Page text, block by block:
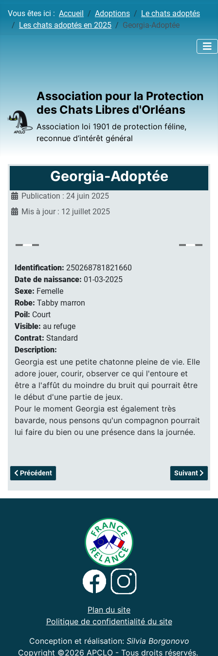
Vous êtes ici : Accueil Adoptions
Le chats adoptés
Les chats adoptés en 2025
Georgia-Adoptée
Association pour la Protection
des Chats Libres d'Orléans
Association loi 1901 de protection féline,
reconnue d’intérêt général
Georgia-Adoptée
Publication : 24 juin 2025
Mis à jour : 12 juillet 2025
Identification: 250268781821660
Date de naissance: 01-03-2025
Sexe: Femelle
Robe: Tabby marron
Poil: Court
Visible: au refuge
Contrat: Standard
Description:
Georgia est une petite chatonne pleine de vie. Elle
adore jouer, courir, observer ce qui l'entoure et
être a l'affût du moindre du bruit qui pourrait être
le début d'une partie de jeux.
Pour le moment Georgia est également très
bavarde, nous pensons qu'un compagnon pourrait
lui faire du bien ou une présence dans la journée.
Article précédent : Magnum-Adopté
Précédent Article
Suivant
Plan du site
Politique de confidentialité du site
Conception et réalisation: Silvia Borgonovo
Copyright ©2026 APCLO - Tous droits réservés.